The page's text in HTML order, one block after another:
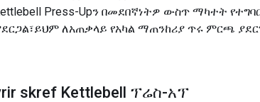
Press-Upን በመደበኛነትዎ ውስጥ ማካተት
ለአጠቃላይ የአካል ማጠንከሪያ ጥሩ ምርጫ
skref Kettlebell ፕሬስ-አፕ